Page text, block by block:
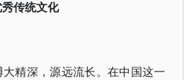
传统文化
精深，源远流长。在中国这一